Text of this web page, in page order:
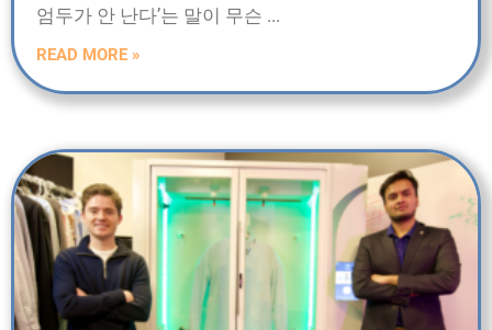
엄두가 안 난다’는 말이 무슨
READ MORE »